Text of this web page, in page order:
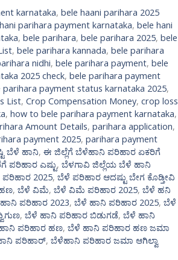
karnataka,bele haani parihara 2025
parihara payment karnataka, bele hani
, bele parihara, bele parihara 2025, bele
, bele parihara kannada, bele parihara
nidhi, bele parihara payment, bele
2025 check, bele parihara payment
parihara payment status karnataka 2025,
List, Crop Compensation Money, crop loss
, how to bele parihara payment karnataka,
Amount Details, parihara application,
payment 2025, parihara payment
ಬೆಳೆ ಹಾನಿ, ಈ ಜಿಲ್ಲೆಗೆ ಬೆಳೆಹಾನಿ ಪರಿಹಾರ ಏಕರಿಗೆ
ಪರಿಹಾರ ಎಷ್ಟು, ಬೆಳಗಾವಿ ಜಿಲ್ಲೆಯ ಬೆಳೆ ಹಾನಿ
2025, ಬೆಳೆ ಪರಿಹಾರ ಆದಷ್ಟು ಬೇಗ ಕೊಡ್ತೀವಿ
, ಬೆಳೆ ವಿಮೆ, ಬೆಳೆ ವಿಮೆ ಪರಿಹಾರ 2025, ಬೆಳೆ ಹನಿ
ಪರಿಹಾರ 2023, ಬೆಳೆ ಹಾನಿ ಪರಿಹಾರ 2025, ಬೆಳೆ
, ಬೆಳೆ ಹಾನಿ ಪರಿಹಾರ ಬಿಡುಗಡೆ, ಬೆಳೆ ಹಾನಿ
ಪರಿಹಾರ ಹಣ, ಬೆಳೆ ಹಾನಿ ಪರಿಹಾರ ಹಣ ಜಮಾ
ಪರಿಹಾರ್, ಬೆಳೆಹಾನಿ ಪರಿಹಾರ ಜಮಾ ಆಗಿಲ್ವಾ